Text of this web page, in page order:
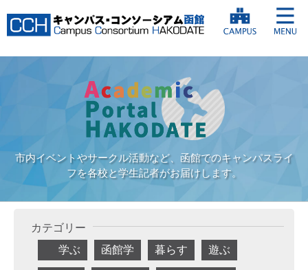
市内イベントやサークル活動など、函館でのキャンパスライ
フを各校と学生記者がお届けします。
カテゴリー
学ぶ
函館学 暮らす 遊ぶ